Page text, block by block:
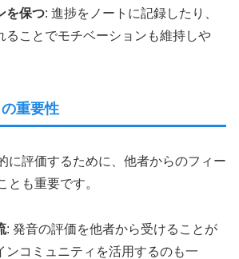
を保つ: 進捗をノートに記録したり、
ることでモチベーションも維持しや
重要性
に評価するために、他者からのフィー
とも重要です。
: 発音の評価を他者から受けることが
ンコミュニティを活用するのも一